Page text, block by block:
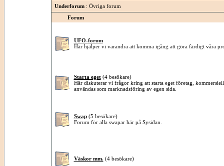
Underforum: Övriga forum
Forum
UFO-forum
Här hjälper vi varandra att komma igång att göra färdigt våra
Starta eget (4 besökare)
Här diskuterar vi frågor kring att starta eget företag,
användas som marknadsföring av egen sida.
Swap (5 besökare)
Forum för alla swapar här på Sysidan.
Väskor mm. (4 besökare)